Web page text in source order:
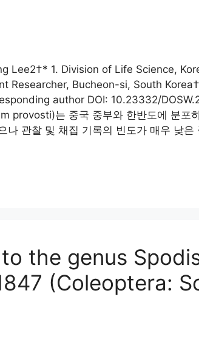
Lee2†* 1. Division of Life Science,
Researcher, Bucheon-si, South
author DOI: 10.23332/
provosti)는 중국 중부와 한반도에 분포
나 관찰 및 채집 기록의 빈도가 매우 낮
the genus
(Coleoptera: